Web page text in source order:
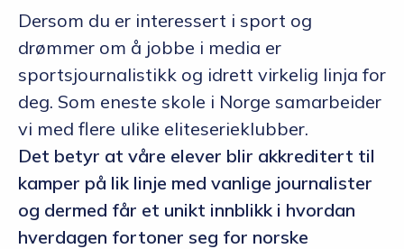
Dersom du er interessert i sport og
drømmer om å jobbe i media er
sportsjournalistikk og idrett virkelig linja for
deg. Som eneste skole i Norge samarbeider
vi med flere ulike eliteserieklubber.
Det betyr at våre elever blir akkreditert til
kamper på lik linje med vanlige journalister
og dermed får et unikt innblikk i hvordan
hverdagen fortoner seg for norske